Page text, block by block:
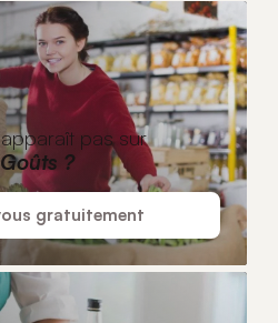
pas sur
?
gratuitement